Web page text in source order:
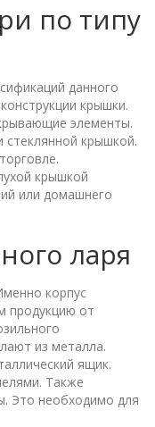
по типу
данного
крышки.
элементы.
стеклянной крышкой.
крышкой
или домашнего
ларя
корпус
продукцию от
из металла.
ящик.
Также
Это необходимо для